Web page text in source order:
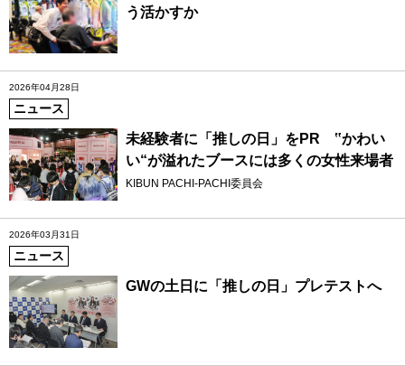
う活かすか
2026年04月28日
ニュース
未経験者に「推しの日」をPR ‟かわい
い“が溢れたブースには多くの女性来場者
KIBUN PACHI-PACHI委員会
2026年03月31日
ニュース
GWの土日に「推しの日」プレテストへ